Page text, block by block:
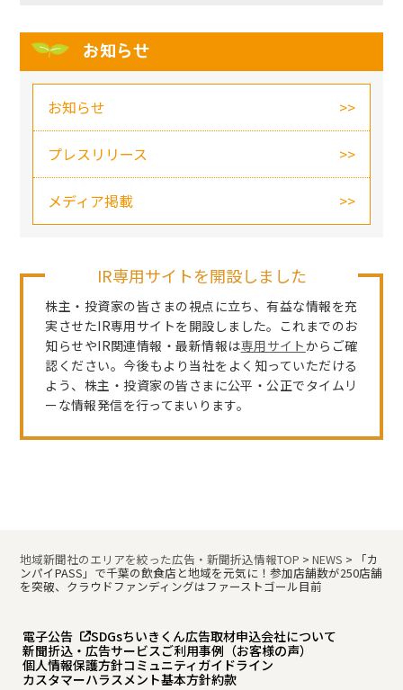
お知らせ
お知らせ
プレスリリース
メディア掲載
IR専用サイトを開設しました
株主・投資家の皆さまの視点に立ち、有益な情報を充
実させたIR専用サイトを開設しました。これまでのお
知らせやIR関連情報・最新情報は専用サイトからご確
認ください。今後もより当社をよく知っていただける
よう、株主・投資家の皆さまに公平・公正でタイムリ
ーな情報発信を行ってまいります。
地域新聞社のエリアを絞った広告・新聞折込情報TOP >NEWS > 「カ
ンパイPASS」で千葉の飲食店と地域を元気に！参加店舗数が250店舗
を突破、クラウドファンディングはファーストゴール目前
電子公告 SDGsちいきくん広告取材申込会社について
新聞折込・広告サービスご利用事例（お客様の声）
個人情報保護方針コミュニティガイドライン
カスタマーハラスメント基本方針約款